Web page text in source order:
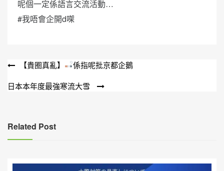
呢個一定係語言交流活動…
#我唔會企開d㗎
文
章
【貴圈真亂】
係指呢批京都企鵝
日本本年度最強寒流大雪
Related Post